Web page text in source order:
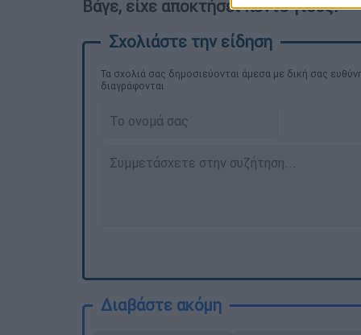
Βάγε, είχε αποκτήσει πέντε γιους.
Τα σχολιά σας δημοσιεύονται άμεσα με δική σας
διαγράφονται
Διαβάστε ακόμη